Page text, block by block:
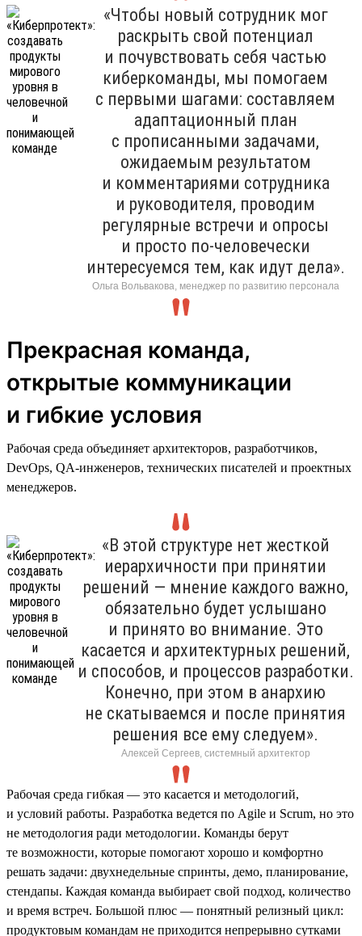
«Чтобы новый сотрудник мог
раскрыть свой потенциал
и почувствовать себя частью
киберкоманды, мы помогаем
с первыми шагами: составляем
адаптационный план
с прописанными задачами,
ожидаемым результатом
и комментариями сотрудника
и руководителя, проводим
регулярные встречи и опросы
и просто по-человечески
интересуемся тем, как идут дела».
Ольга Вольвакова, менеджер по развитию персонала
Прекрасная команда,
открытые коммуникации
и гибкие условия
Рабочая среда объединяет архитекторов, разработчиков,
DevOps, QA-инженеров, технических писателей и проектных
менеджеров.
«В этой структуре нет жесткой
иерархичности при принятии
решений — мнение каждого важно,
обязательно будет услышано
и принято во внимание. Это
касается и архитектурных решений,
и способов, и процессов разработки.
Конечно, при этом в анархию
не скатываемся и после принятия
решения все ему следуем».
Алексей Сергеев, системный архитектор
Рабочая среда гибкая — это касается и методологий,
и условий работы. Разработка ведется по Agile и Scrum, но это
не методология ради методологии. Команды берут
те возможности, которые помогают хорошо и комфортно
решать задачи: двухнедельные спринты, демо, планирование,
стендапы. Каждая команда выбирает свой подход, количество
и время встреч. Большой плюс — понятный релизный цикл:
продуктовым командам не приходится непрерывно сутками